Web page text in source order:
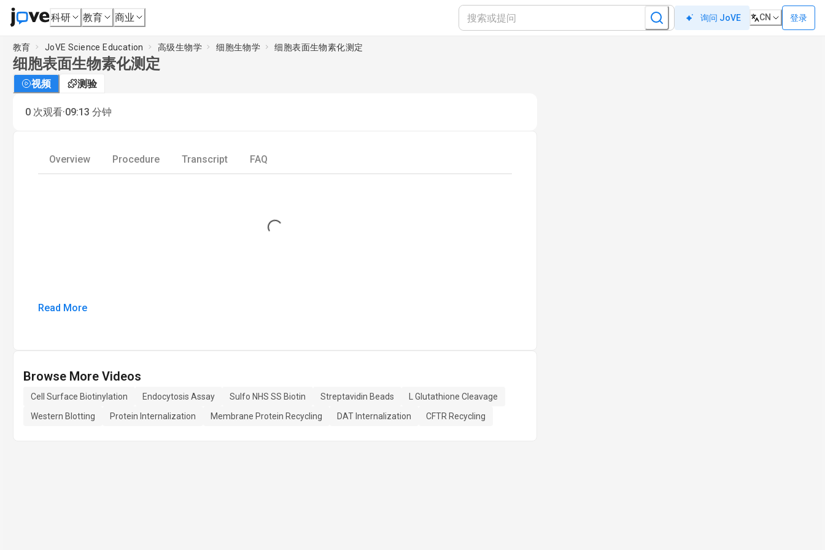
科研 教育 商业 询问 JoVE CN 登录
教育 JoVE Science Education 高级生物学 细胞生物学 细胞表面生物素化测定
细胞表面生物素化测定
视频 测验
0 次观看·09:13 分钟
Overview Procedure Transcript FAQ
Loading...
Read More
Browse More Videos
Cell Surface Biotinylation Endocytosis Assay Sulfo NHS SS Biotin Streptavidin Beads
L Glutathione Cleavage
Western Blotting
Protein Internalization Membrane Protein Recycling DAT Internalization CFTR Recycling